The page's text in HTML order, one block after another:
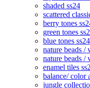
shaded ss24
scattered
berry tones
green tones
blue tones ss24
nature beads
nature beads
enamel tiles
balance/ color
jungle